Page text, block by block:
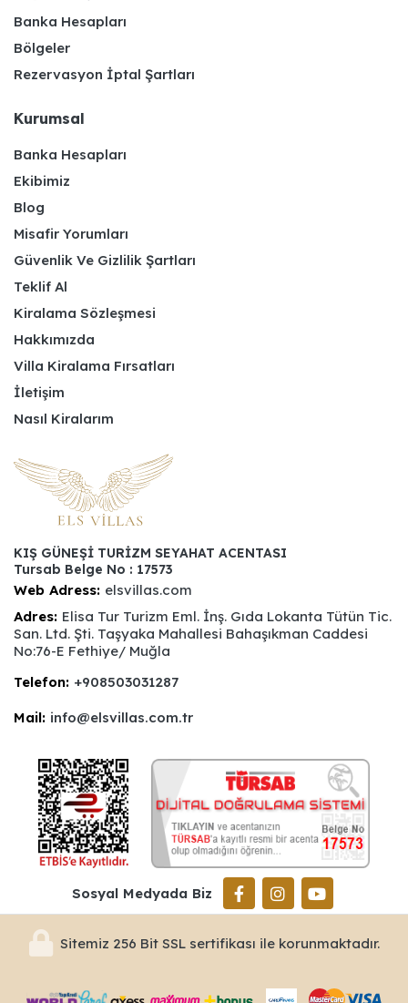
Banka Hesapları
Bölgeler
Rezervasyon İptal Şartları
Kurumsal
Banka Hesapları
Ekibimiz
Blog
Misafir Yorumları
Güvenlik Ve Gizlilik Şartları
Teklif Al
Kiralama Sözleşmesi
Hakkımızda
Villa Kiralama Fırsatları
İletişim
Nasıl Kiralarım
KIŞ GÜNEŞİ TURİZM SEYAHAT ACENTASI
Tursab Belge No : 17573
Web Adress: elsvillas.com
Adres: Elisa Tur Turizm Eml. İnş. Gıda Lokanta Tütün Tic.
San. Ltd. Şti. Taşyaka Mahallesi Bahaşıkman Caddesi
No:76-E Fethiye/ Muğla
Telefon: +908503031287
Mail: info@elsvillas.com.tr
Sosyal Medyada Biz
Sitemiz 256 Bit SSL sertifikası ile korunmaktadır.